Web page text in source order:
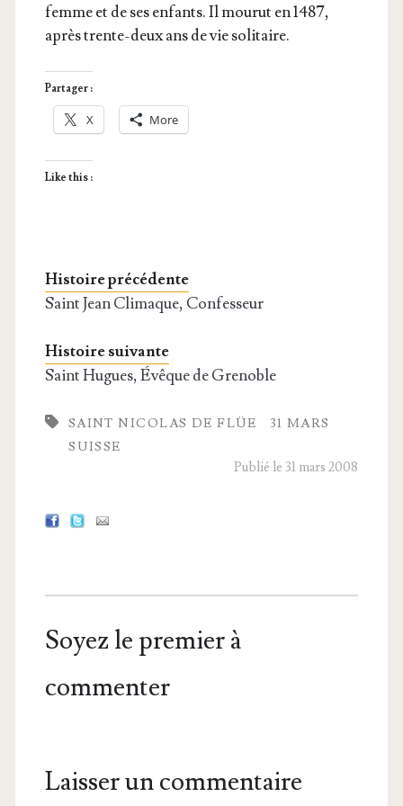
femme et de ses enfants. Il mou­rut en 1487,
après trente-deux ans de vie solitaire.
Partager :
X More
Like this :
Histoire précédente
Saint Jean Climaque, Confesseur
Histoire suivante
Saint Hugues, Évêque de Grenoble
SAINT NICOLAS DE FLÜE
31 MARS
SUISSE
Publié le 31 mars 2008
Soyez le premier à
commenter
Laisser un commentaire